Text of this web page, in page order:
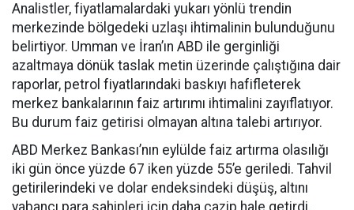
Analistler, fiyatlamalardaki yukarı yönlü trendin
merkezinde bölgedeki uzlaşı ihtimalinin bulunduğunu
belirtiyor. Umman ve İran’ın ABD ile gerginliği
azaltmaya dönük taslak metin üzerinde çalıştığına dair
raporlar, petrol fiyatlarındaki baskıyı hafifleterek
merkez bankalarının faiz artırımı ihtimalini zayıflatıyor.
Bu durum faiz getirisi olmayan altına talebi artırıyor.
ABD Merkez Bankası’nın eylülde faiz artırma olasılığı
iki gün önce yüzde 67 iken yüzde 55’e geriledi. Tahvil
getirilerindeki ve dolar endeksindeki düşüş, altını
yabancı para sahipleri için daha cazip hale getirdi.